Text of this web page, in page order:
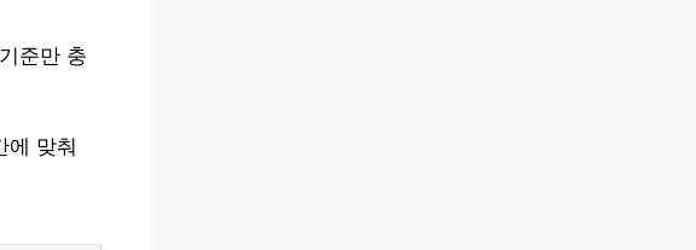
준만 충
에 맞춰